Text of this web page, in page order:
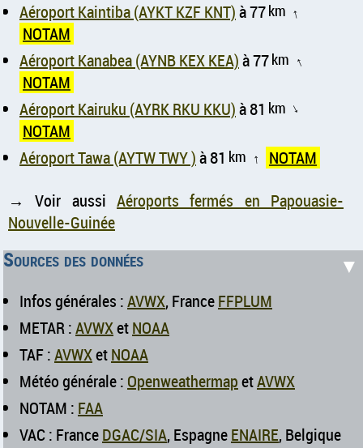
Aéroport Kaintiba (AYKT KZF KNT)à 77km ↑
NOTAM
Aéroport Kanabea (AYNB KEX KEA)à 77km ↑
NOTAM
Aéroport Kairuku (AYRK RKU KKU)à 81 km ↑
NOTAM
Aéroport Tawa (AYTW TWY )à 81 km ↑
NOTAM
→ Voir aussi Aéroports fermés en Papouasie-
Nouvelle-Guinée
Sources des données
Infos générales :AVWX, FranceFFPLUM
METAR :AVWXetNOAA
TAF :AVWXetNOAA
Météo générale : OpenweathermapetAVWX
NOTAM : FAA
VAC : FranceDGAC/SIA, EspagneENAIRE, Belgique
▼